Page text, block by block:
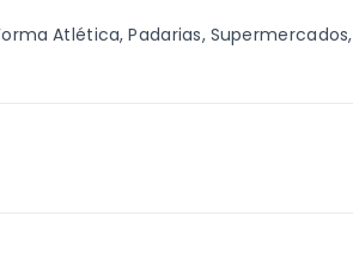
Atlética, Padarias, Supermercados,